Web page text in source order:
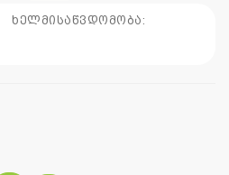
ხელმისაწვდომობა: